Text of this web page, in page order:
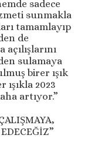
sadece
sunmakla
tamamlayıp
de
açılışlarını
sulamaya
birer ışık
ışıkla 2023
artıyor.”